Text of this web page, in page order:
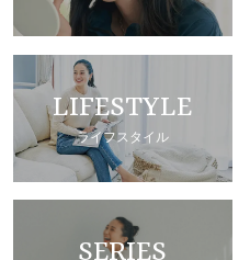
LIFESTYLE
ライフスタイル
SERIES